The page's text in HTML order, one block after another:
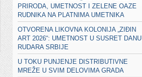
PRIRODA, UMETNOST I ZELENE OAZE
RUDNIKA NA PLATNIMA UMETNIKA
OTVORENA LIKOVNA KOLONIJA „ZIĐIN
ART 2026“: UMETNOST U SUSRET DANU
RUDARA SRBIJE
U TOKU PUNJENJE DISTRIBUTIVNE
MREŽE U SVIM DELOVIMA GRADA